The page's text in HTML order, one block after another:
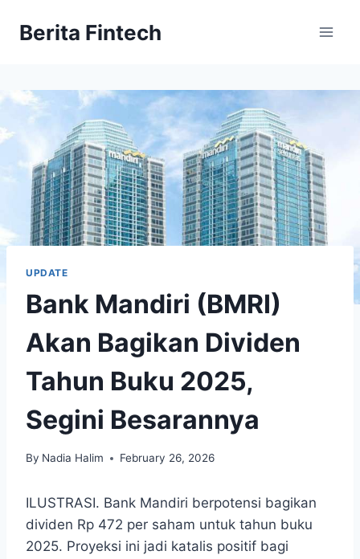
Berita Fintech
UPDATE
Bank Mandiri (BMRI)
Akan Bagikan Dividen
Tahun Buku 2025,
Segini Besarannya
By Nadia Halim February 26, 2026
ILUSTRASI. Bank Mandiri berpotensi bagikan
dividen Rp 472 per saham untuk tahun buku
2025. Proyeksi ini jadi katalis positif bagi